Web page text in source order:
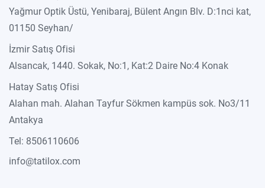
Yağmur Optik Üstü, Yenibaraj, Bülent Angın Blv. D:1nci kat,
01150 Seyhan/
İzmir Satış Ofisi
Alsancak, 1440. Sokak, No:1, Kat:2 Daire No:4 Konak
Hatay Satış Ofisi
Alahan mah. Alahan Tayfur Sökmen kampüs sok. No3/11
Antakya
Tel: 8506110606
info@tatilox.com